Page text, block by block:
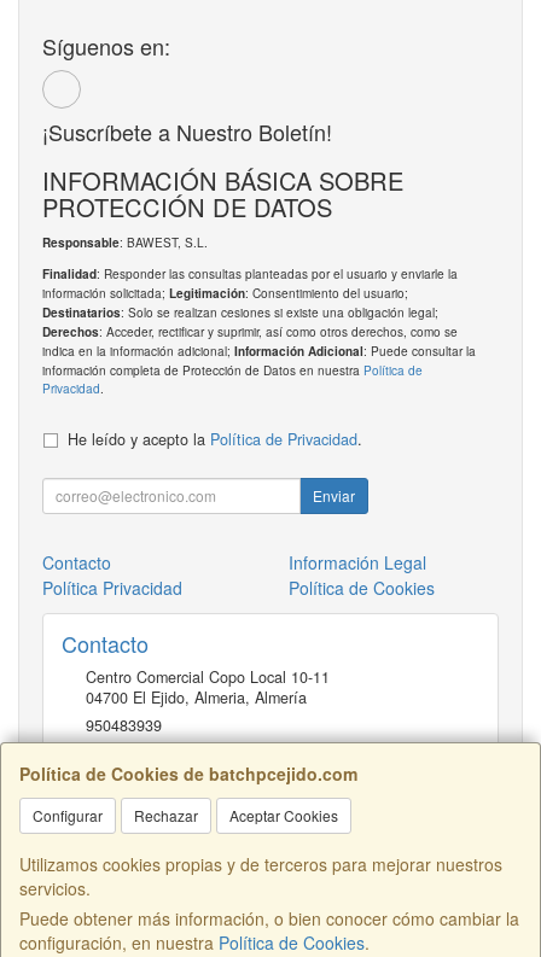
Política de Cookies de batchpcejido.com
Configurar Rechazar Aceptar Cookies
Utilizamos cookies propias y de terceros para mejorar nuestros
servicios.
Puede obtener más información, o bien conocer cómo cambiar la
configuración, en nuestra Política de Cookies.
Síguenos en:
¡Suscríbete a Nuestro Boletín!
INFORMACIÓN BÁSICA SOBRE
PROTECCIÓN DE DATOS
Responsable: BAWEST, S.L.
Finalidad: Responder las consultas planteadas por el usuario y enviarle la
información solicitada; Legitimación: Consentimiento del usuario;
Destinatarios: Solo se realizan cesiones si existe una obligación legal;
Derechos: Acceder, rectificar y suprimir, así como otros derechos, como se
indica en la información adicional; Información Adicional: Puede consultar la
información completa de Protección de Datos en nuestra Política de
Privacidad
He leído y acepto la Política de Privacidad.
Enviar
Contacto
Información Legal
Política Privacidad
Política de Cookies
Contacto
Centro Comercial Copo Local 10-11
04700 El Ejido, Almeria, Almería
950483939
Horario
10 a 22H
Centro Comercial Copo Local 46, 04700, Almería, España. - C.I.F.:
B04401741 - Tfno: 950483939